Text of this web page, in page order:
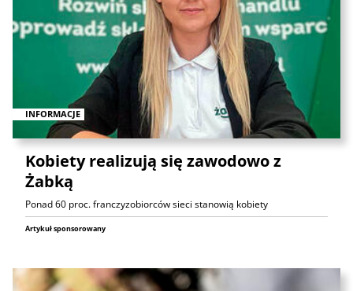
INFORMACJE
Kobiety realizują się zawodowo z
Żabką
Ponad 60 proc. franczyzobiorców sieci stanowią kobiety
Artykuł sponsorowany